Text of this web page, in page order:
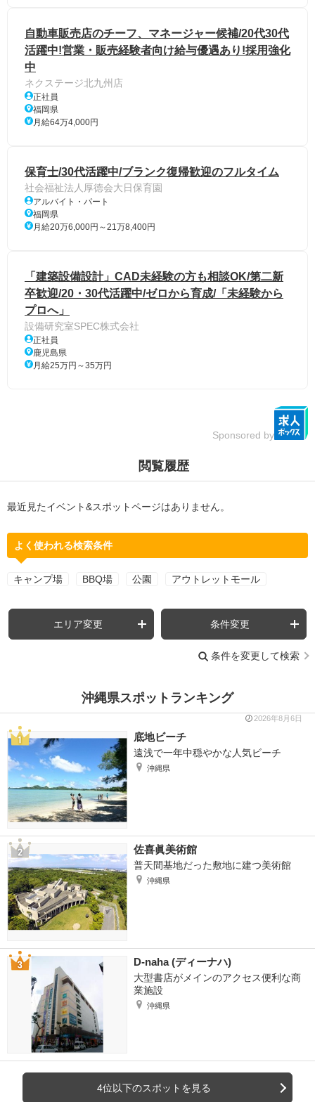
自動車販売店のチーフ、マネージャー候補/20代30代
活躍中!営業・販売経験者向け給与優遇あり!採用強化
中
ネクステージ北九州店
正社員
福岡県
月給64万4,000円
保育士/30代活躍中/ブランク復帰歓迎のフルタイム
社会福祉法人厚徳会大日保育園
アルバイト・パート
福岡県
月給20万6,000円～21万8,400円
「建築設備設計」CAD未経験の方も相談OK/第二新
卒歓迎/20・30代活躍中/ゼロから育成/「未経験から
プロへ」
設備研究室SPEC株式会社
正社員
鹿児島県
月給25万円～35万円
Sponsored by
閲覧履歴
最近見たイベント&スポットページはありません。
よく使われる検索条件
キャンプ場 BBQ場 公園 アウトレットモール
エリア変更 条件変更
条件を変更して検索
沖縄県スポットランキング
2026年8月6日
底地ビーチ
遠浅で一年中穏やかな人気ビーチ
沖縄県
佐喜眞美術館
普天間基地だった敷地に建つ美術館
沖縄県
D-naha (ディーナハ)
大型書店がメインのアクセス便利な商
業施設
沖縄県
4位以下のスポットを見る